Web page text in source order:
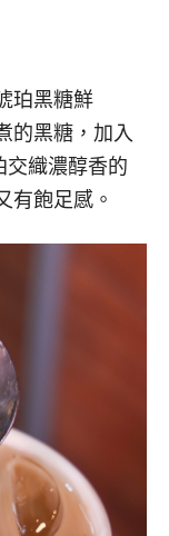
珀黑糖鮮
的黑糖，加入
交織濃醇香的
有飽足感。